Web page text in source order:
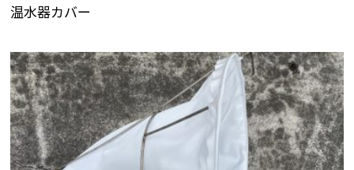
温水器カバー